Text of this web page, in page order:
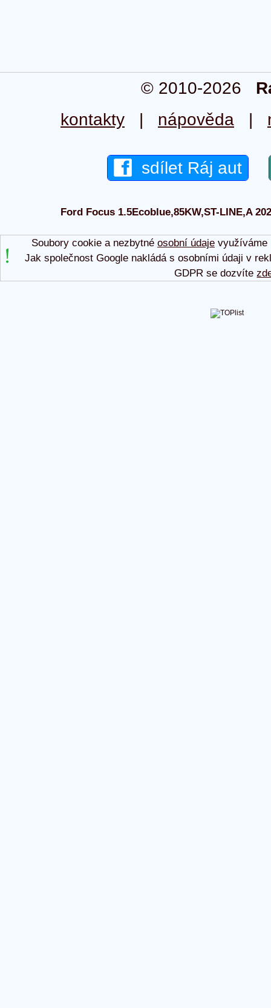
© 2010-2026
kontakty | nápověda |
sdílet Ráj aut
Ford Focus 1.5Ecoblue,85KW,ST-LINE,A
Soubory cookie a nezbytné osobní údajevyužíváme
Jak společnost Google nakládá s osobními údaji v
GDPR se dozvíte